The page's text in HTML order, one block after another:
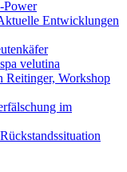
Power
Entwicklungen
velutina
Reitinger, Workshop
im